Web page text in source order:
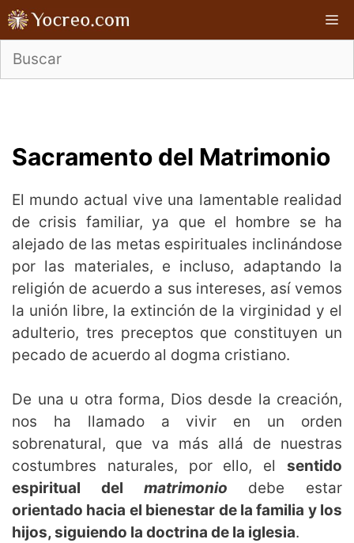
Saltar
al
contenido
Sacramento del Matrimonio
El mundo actual vive una lamentable realidad
de crisis familiar, ya que el hombre se ha
alejado de las metas espirituales inclinándose
por las materiales, e incluso, adaptando la
religión de acuerdo a sus intereses, así vemos
la unión libre, la extinción de la virginidad y el
adulterio, tres preceptos que constituyen un
pecado de acuerdo al dogma cristiano.
De una u otra forma, Dios desde la creación,
nos ha llamado a vivir en un orden
sobrenatural, que va más allá de nuestras
costumbres naturales, por ello, el sentido
espiritual del matrimonio
debe estar
orientado hacia el bienestar de la familia y los
hijos, siguiendo la doctrina de la iglesia.